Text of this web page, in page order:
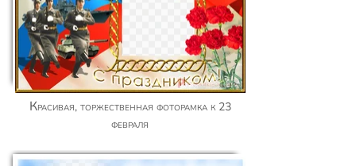
Красивая, торжественная фоторамка к 23
февраля